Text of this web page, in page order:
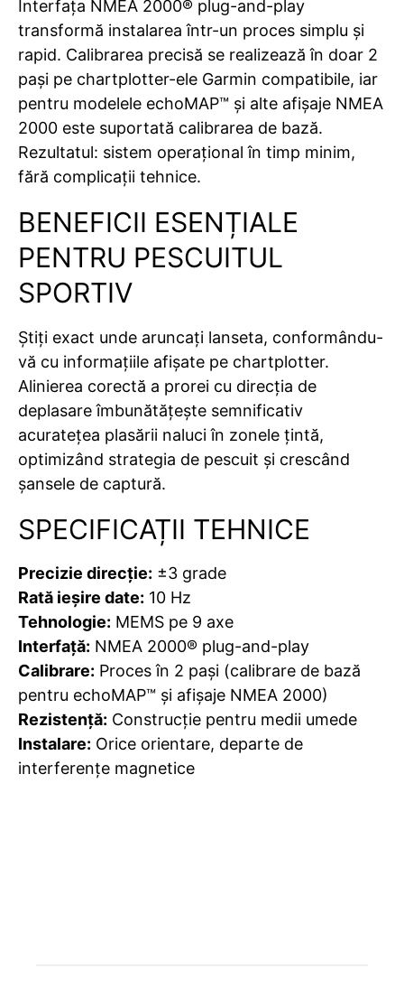
Interfața NMEA 2000® plug-and-play
transformă instalarea într-un proces simplu și
rapid. Calibrarea precisă se realizează în doar 2
pași pe chartplotter-ele Garmin compatibile, iar
pentru modelele echoMAP™ și alte afișaje NMEA
2000 este suportată calibrarea de bază.
Rezultatul: sistem operațional în timp minim,
fără complicații tehnice.
BENEFICII ESENȚIALE
PENTRU PESCUITUL
SPORTIV
Știți exact unde aruncați lanseta, conformându-
vă cu informațiile afișate pe chartplotter.
Alinierea corectă a prorei cu direcția de
deplasare îmbunătățește semnificativ
acuratețea plasării naluci în zonele țintă,
optimizând strategia de pescuit și crescând
șansele de captură.
SPECIFICAȚII TEHNICE
Precizie direcție: ±3 grade
Rată ieșire date: 10 Hz
Tehnologie: MEMS pe 9 axe
Interfață: NMEA 2000® plug-and-play
Calibrare: Proces în 2 pași (calibrare de bază
pentru echoMAP™ și afișaje NMEA 2000)
Rezistență: Construcție pentru medii umede
Instalare: Orice orientare, departe de
interferențe magnetice